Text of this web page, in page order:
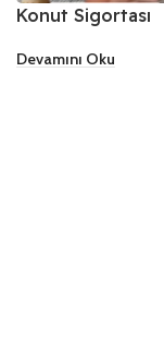
Konut Sigortası
Devamını Oku